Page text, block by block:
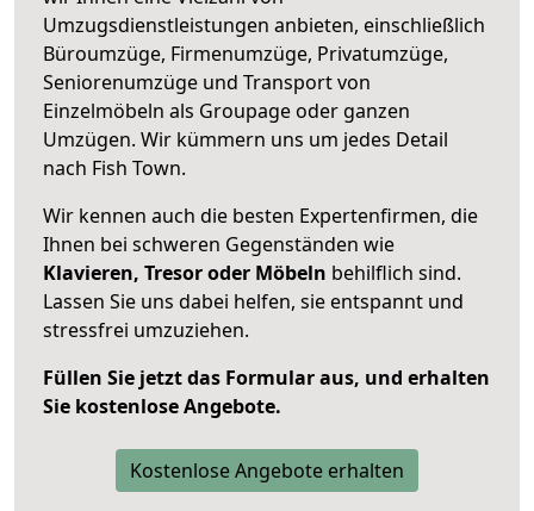
Umzugsdienstleistungen anbieten, einschließlich
Büroumzüge, Firmenumzüge, Privatumzüge,
Seniorenumzüge und Transport von
Einzelmöbeln als Groupage oder ganzen
Umzügen. Wir kümmern uns um jedes Detail
nach Fish Town.
Wir kennen auch die besten Expertenfirmen, die
Ihnen bei schweren Gegenständen wie
Klavieren, Tresor oder Möbeln behilflich sind.
Lassen Sie uns dabei helfen, sie entspannt und
stressfrei umzuziehen.
Füllen Sie jetzt das Formular aus, und erhalten
Sie kostenlose Angebote.
Kostenlose Angebote erhalten